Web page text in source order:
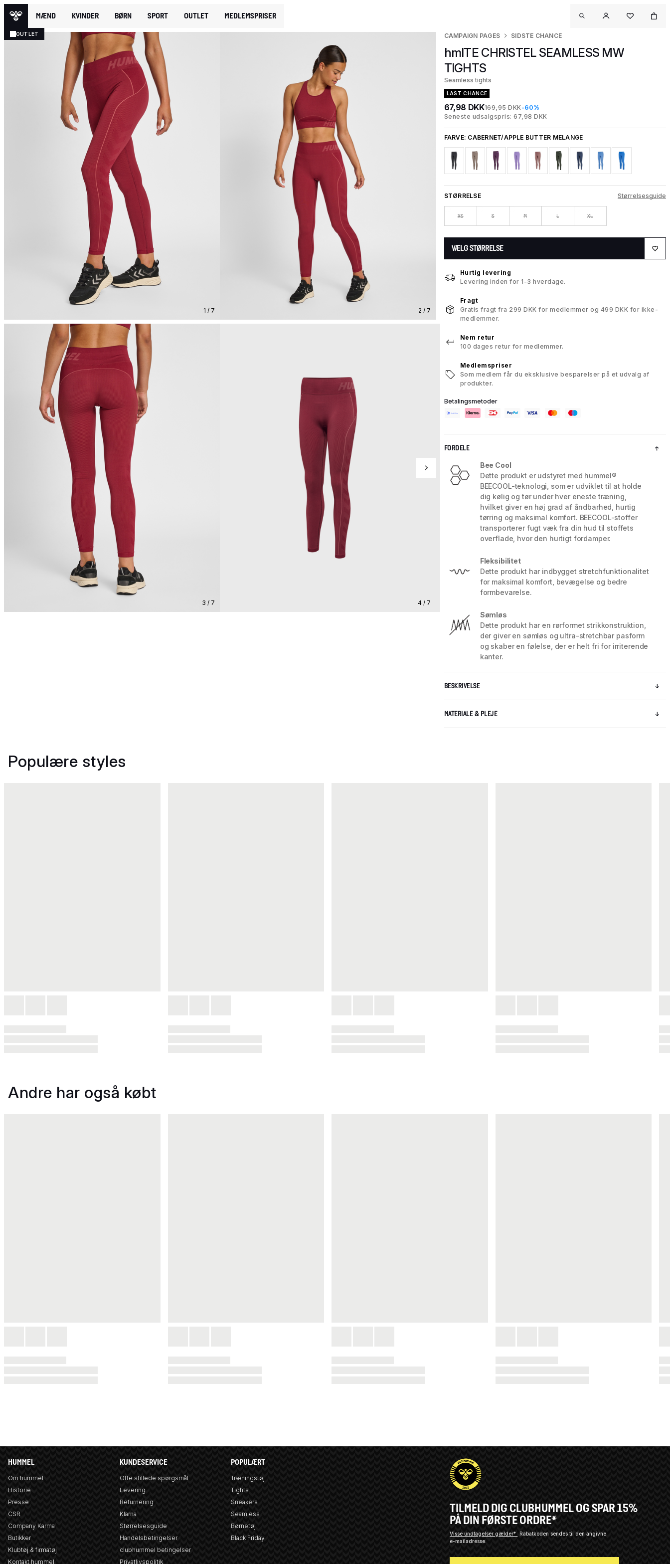
MÆND KVINDER BØRN SPORT OUTLET MEDLEMSPRISER
OUTLET
1 / 7 2 / 7
3 / 7 4 / 7
CAMPAIGN PAGES SIDSTE CHANCE
hmlTE CHRISTEL SEAMLESS MW
TIGHTS
Seamless tights
LAST CHANCE
67,98 DKK169,95 DKK-60%
Seneste udsalgspris: 67,98 DKK
FARVE: CABERNET/APPLE BUTTER MELANGE
STØRRELSE Størrelsesguide
XS S M L XL
VÆLG STØRRELSE
Hurtig levering
Levering inden for 1-3 hverdage.
Fragt
Gratis fragt fra 299 DKK for medlemmer og 499 DKK for ikke-
medlemmer.
Nem retur
100 dages retur for medlemmer.
Medlemspriser
Som medlem får du eksklusive besparelser på et udvalg af
produkter.
Betalingsmetoder
FORDELE
Bee Cool
Dette produkt er udstyret med hummel®
BEECOOL-teknologi, som er udviklet til at holde
dig kølig og tør under hver eneste træning,
hvilket giver en høj grad af åndbarhed, hurtig
tørring og maksimal komfort. BEECOOL-stoffer
transporterer fugt væk fra din hud til stoffets
overflade, hvor den hurtigt fordamper.
Fleksibilitet
Dette produkt har indbygget stretchfunktionalitet
for maksimal komfort, bevægelse og bedre
formbevarelse.
Sømløs
Dette produkt har en rørformet strikkonstruktion,
der giver en sømløs og ultra-stretchbar pasform
og skaber en følelse, der er helt fri for irriterende
kanter.
BESKRIVELSE
MATERIALE & PLEJE
Populære styles
Andre har også købt
HUMMEL
Om hummel
Historie
Presse
CSR
Company Karma
Butikker
Klubtøj & firmatøj
Kontakt hummel
KUNDESERVICE
Ofte stillede spørgsmål
Levering
Returnering
Klarna
Størrelsesguide
Handelsbetingelser
clubhummel betingelser
Privatlivspolitik
POPULÆRT
Træningstøj
Tights
Sneakers
Seamless
Børnetøj
Black Friday
TILMELD DIG CLUBHUMMEL OG SPAR 15%
PÅ DIN FØRSTE ORDRE*
Visse undtagelser gælder*
Rabatkoden sendes til den angivne
e-mailadresse.